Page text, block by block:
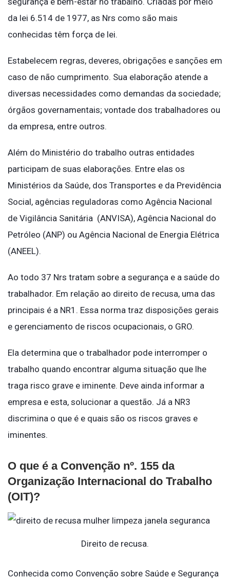
da lei 6.514 de 1977, as Nrs como são mais
conhecidas têm força de lei.
Estabelecem regras, deveres, obrigações e sanções em
caso de não cumprimento. Sua elaboração atende a
diversas necessidades como demandas da sociedade;
órgãos governamentais; vontade dos trabalhadores ou
da empresa, entre outros.
Além do Ministério do trabalho outras entidades
participam de suas elaborações. Entre elas os
Ministérios da Saúde, dos Transportes e da Previdência
Social, agências reguladoras como Agência Nacional
de Vigilância Sanitária (ANVISA), Agência Nacional do
Petróleo (ANP) ou Agência Nacional de Energia Elétrica
(ANEEL).
Ao todo 37 Nrs tratam sobre a segurança e a saúde do
trabalhador. Em relação ao direito de recusa, uma das
principais é a NR1. Essa norma traz disposições gerais
e gerenciamento de riscos ocupacionais, o GRO.
Ela determina que o trabalhador pode interromper o
trabalho quando encontrar alguma situação que lhe
traga risco grave e iminente. Deve ainda informar a
empresa e esta, solucionar a questão. Já a NR3
discrimina o que é e quais são os riscos graves e
iminentes.
O que é a Convenção nº. 155 da
Organização Internacional do Trabalho
(OIT)?
Direito de recusa.
Conhecida como Convenção sobre Saúde e Segurança